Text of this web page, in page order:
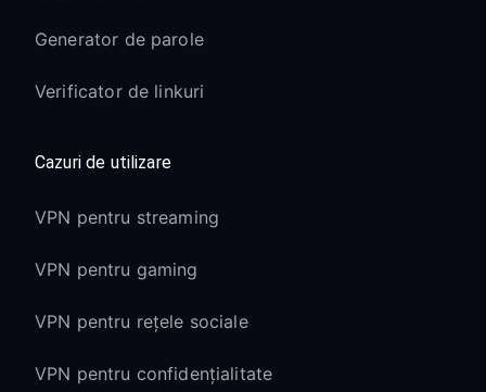
Generator de parole
Verificator de linkuri
Cazuri de utilizare
VPN pentru streaming
VPN pentru gaming
VPN pentru rețele sociale
VPN pentru confidențialitate